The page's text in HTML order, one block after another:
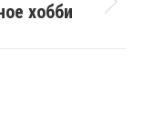
хобби